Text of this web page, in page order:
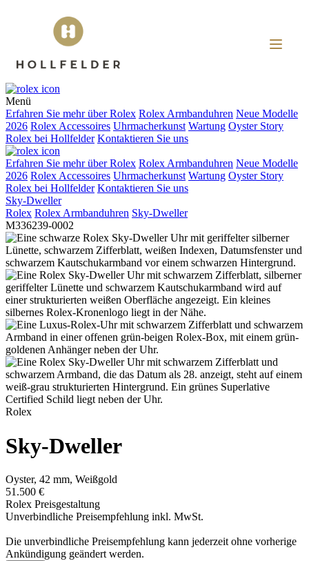
Menü
Erfahren Sie mehr überRolex Rolex Armbanduhren Neue Modelle
2026 Rolex Accessoires Uhrmacherkunst Wartung Oyster Story
Rolex bei Hollfelder Kontaktieren Sie uns
Erfahren Sie mehr überRolex Rolex Armbanduhren Neue Modelle
2026 Rolex Accessoires Uhrmacherkunst Wartung Oyster Story
Rolex bei Hollfelder Kontaktieren Sie uns
Sky-Dweller
Rolex Rolex Armbanduhren Sky-Dweller
M336239-0002
Rolex
Sky-Dweller
Oyster, 42 mm, Weißgold
51.500 €
Rolex Preisgestaltung
Unverbindliche Preisempfehlung inkl. MwSt.
Die unverbindliche Preis­empfehlung kann jederzeit ohne vorherige
Ankündigung geändert werden.